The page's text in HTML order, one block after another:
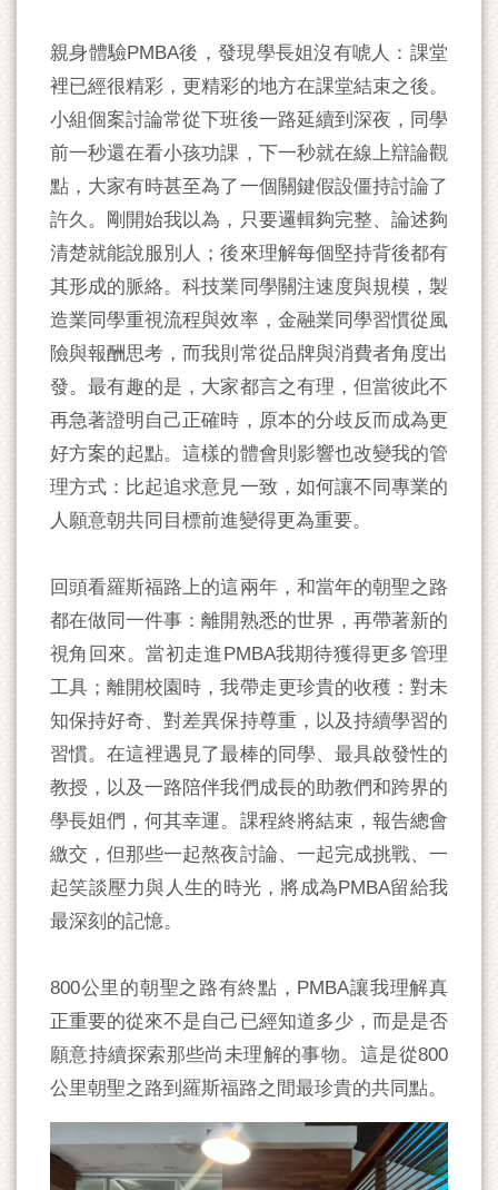
親身體驗PMBA後，發現學長姐沒有唬人：課堂
裡已經很精彩，更精彩的地方在課堂結束之後。
小組個案討論常從下班後一路延續到深夜，同學
前一秒還在看小孩功課，下一秒就在線上辯論觀
點，大家有時甚至為了一個關鍵假設僵持討論了
許久。剛開始我以為，只要邏輯夠完整、論述夠
清楚就能說服別人；後來理解每個堅持背後都有
其形成的脈絡。科技業同學關注速度與規模，製
造業同學重視流程與效率，金融業同學習慣從風
險與報酬思考，而我則常從品牌與消費者角度出
發。最有趣的是，大家都言之有理，但當彼此不
再急著證明自己正確時，原本的分歧反而成為更
好方案的起點。這樣的體會則影響也改變我的管
理方式：比起追求意見一致，如何讓不同專業的
人願意朝共同目標前進變得更為重要。
回頭看羅斯福路上的這兩年，和當年的朝聖之路
都在做同一件事：離開熟悉的世界，再帶著新的
視角回來。當初走進PMBA我期待獲得更多管理
工具；離開校園時，我帶走更珍貴的收穫：對未
知保持好奇、對差異保持尊重，以及持續學習的
習慣。在這裡遇見了最棒的同學、最具啟發性的
教授，以及一路陪伴我們成長的助教們和跨界的
學長姐們，何其幸運。課程終將結束，報告總會
繳交，但那些一起熬夜討論、一起完成挑戰、一
起笑談壓力與人生的時光，將成為PMBA留給我
最深刻的記憶。
800公里的朝聖之路有終點，PMBA讓我理解真
正重要的從來不是自己已經知道多少，而是是否
願意持續探索那些尚未理解的事物。這是從800
公里朝聖之路到羅斯福路之間最珍貴的共同點。